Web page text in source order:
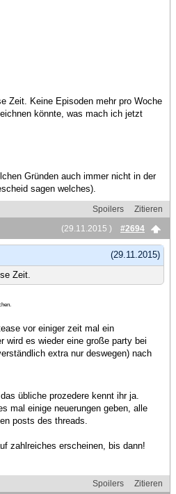
Zeit. Keine Episoden mehr pro Woche
könnte, was mach ich jetzt
Gründen auch immer nicht in der
sagen welches).
Spoilers
Zitieren
(29.11.2015 )
#2694
(29.11.2015)
Zeit.
vor einiger zeit mal ein
wird es wieder eine große party bei
extra nur deswegen) nach
übliche prozedere kennt ihr ja.
mal einige neuerungen geben, alle
posts des threads.
zahlreiches erscheinen, bis dann!
Spoilers
Zitieren